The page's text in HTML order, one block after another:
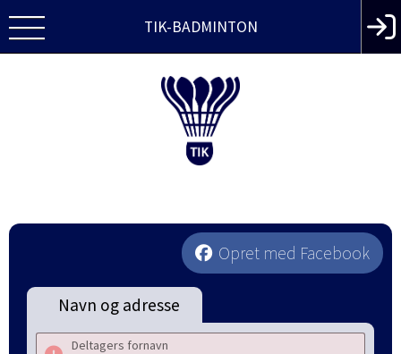
TIK-BADMINTON
Opret med Facebook
Navn og adresse
Deltagers fornavn